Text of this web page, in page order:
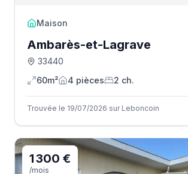
Maison
Ambarès-et-Lagrave
33440
60m²
4 pièces 2 ch.
Trouvée le 19/07/2026 sur Leboncoin
1 300 €
/mois